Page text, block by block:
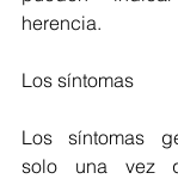
herencia.
Los síntomas
Los síntomas
solo una vez